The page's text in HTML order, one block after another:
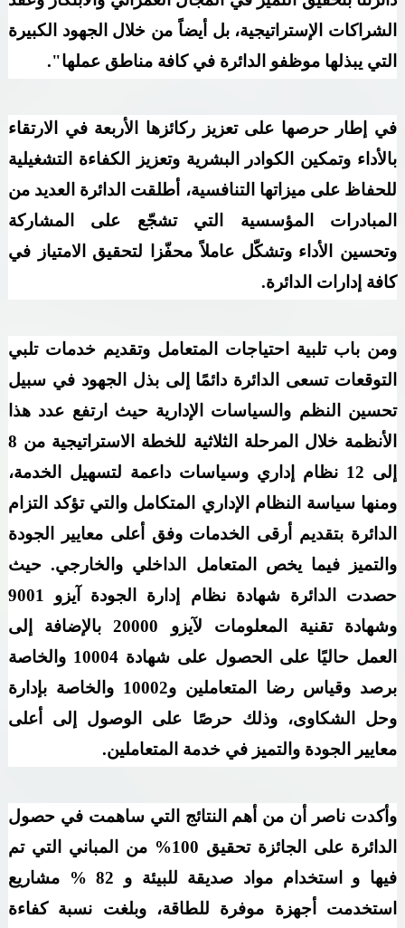
الشراكات الإستراتيجية، بل أيضاً من خلال الجهود الكبيرة
التي يبذلها موظفو الدائرة في كافة مناطق عملها."
في إطار حرصها على تعزيز ركائزها الأربعة في الارتقاء
بالأداء وتمكين الكوادر البشرية وتعزيز الكفاءة التشغيلية
للحفاظ على ميزاتها التنافسية، أطلقت الدائرة العديد من
المبادرات المؤسسية التي تشجّع على المشاركة
وتحسين الأداء وتشكّل عاملاً محفّزا لتحقيق الامتياز في
كافة إدارات الدائرة.
ومن باب تلبية احتياجات المتعامل وتقديم خدمات تلبي
التوقعات تسعى الدائرة دائمًا إلى بذل الجهود في سبيل
تحسين النظم والسياسات الإدارية حيث ارتفع عدد هذا
الأنظمة خلال المرحلة الثلاثية للخطة الاستراتيجية من 8
إلى 12 نظام إداري وسياسات داعمة لتسهيل الخدمة،
ومنها سياسة النظام الإداري المتكامل والتي تؤكد التزام
الدائرة بتقديم أرقى الخدمات وفق أعلى معايير الجودة
والتميز فيما يخص المتعامل الداخلي والخارجي. حيث
حصدت الدائرة شهادة نظام إدارة الجودة آيزو 9001
وشهادة تقنية المعلومات لآيزو 20000 بالإضافة إلى
العمل حاليًا على الحصول على شهادة 10004 والخاصة
برصد وقياس رضا المتعاملين و10002 والخاصة بإدارة
وحل الشكاوى، وذلك حرصًا على الوصول إلى أعلى
معايير الجودة والتميز في خدمة المتعاملين.
وأكدت ناصر أن من أهم النتائج التي ساهمت في حصول
الدائرة على الجائزة تحقيق 100% من المباني التي تم
فيها و استخدام مواد صديقة للبيئة و 82 % مشاريع
استخدمت أجهزة موفرة للطاقة، وبلغت نسبة كفاءة